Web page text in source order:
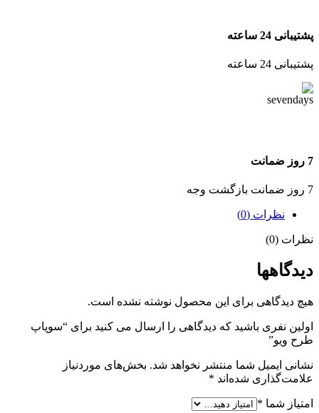
پشتیبانی 24 ساعته
پشتیبانی 24 ساعته
7 روز ضمانت
7 روز ضمانت بازگشت وجه
نظرات (0)
نظرات (0)
دیدگاهها
هیچ دیدگاهی برای این محصول نوشته نشده است.
اولین نفری باشید که دیدگاهی را ارسال می کنید برای “سوپاپ
طرح ویو”
نشانی ایمیل شما منتشر نخواهد شد. بخش‌های موردنیاز
علامت‌گذاری شده‌اند *
امتیاز شما *